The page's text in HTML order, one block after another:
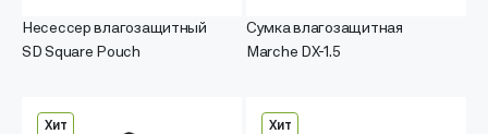
Несессер влагозащитный
SD Square Pouch
Сумка влагозащитная
Marche DX-1.5
Хит Хит